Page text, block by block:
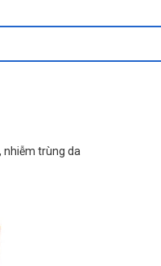
nhiễm trùng da